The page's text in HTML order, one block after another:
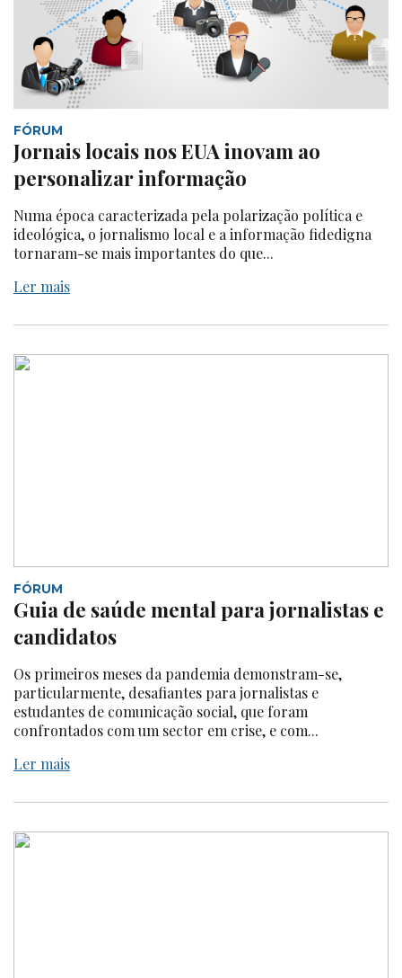
FÓRUM
Jornais locais nos EUA inovam ao
personalizar informação
Numa época caracterizada pela polarização política e
ideológica, o jornalismo local e a informação fidedigna
tornaram-se mais importantes do que...
Ler mais
FÓRUM
Guia de saúde mental para jornalistas e
candidatos
Os primeiros meses da pandemia demonstram-se,
particularmente, desafiantes para jornalistas e
estudantes de comunicação social, que foram
confrontados com um sector em crise, e com...
Ler mais